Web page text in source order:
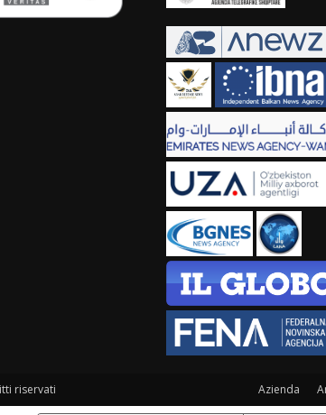
Azienda
riservati